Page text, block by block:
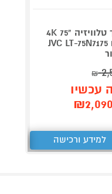
מסך טלוויזיה "75 4K
דגם JVC LT-75N7175
₪
עכשיו
למידע ורכישה